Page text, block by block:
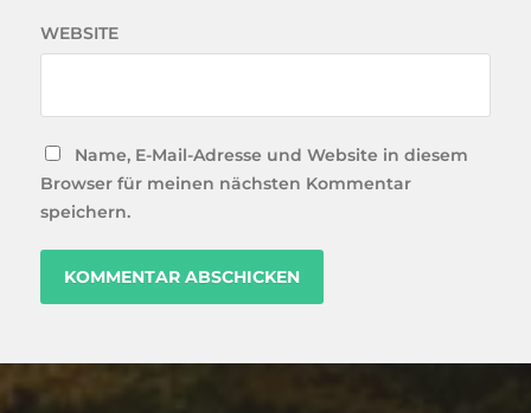
WEBSITE
Name, E-Mail-Adresse und Website in diesem
Browser für meinen nächsten Kommentar
speichern.